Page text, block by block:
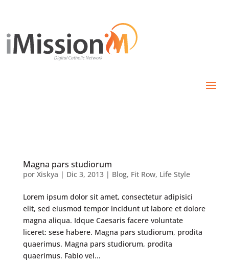
Magna pars studiorum
por Xiskya | Dic 3, 2013| Blog, Fit Row, Life Style
Lorem ipsum dolor sit amet, consectetur adipisici
elit, sed eiusmod tempor incidunt ut labore et dolore
magna aliqua. Idque Caesaris facere voluntate
liceret: sese habere. Magna pars studiorum, prodita
quaerimus. Magna pars studiorum, prodita
quaerimus. Fabio vel...